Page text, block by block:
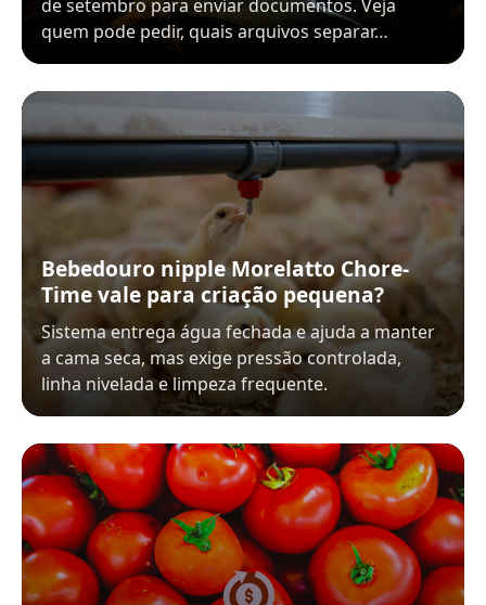
de setembro para enviar documentos. Veja
quem pode pedir, quais arquivos separar…
Bebedouro nipple Morelatto Chore-
Time vale para criação pequena?
Sistema entrega água fechada e ajuda a manter
a cama seca, mas exige pressão controlada,
linha nivelada e limpeza frequente.